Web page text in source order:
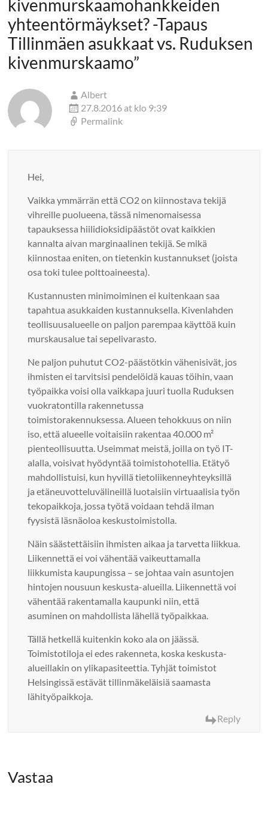
kivenmurskaamohankkeiden
yhteentörmäykset? -Tapaus
Tillinmäen asukkaat vs. Ruduksen
kivenmurskaamo”
Albert
27.8.2016 at klo 9:39
Permalink
Hei,
Vaikka ymmärrän että CO2 on kiinnostava tekijä
vihreille puolueena, tässä nimenomaisessa
tapauksessa hiilidioksidipäästöt ovat kaikkien
kannalta aivan marginaalinen tekijä. Se mikä
kiinnostaa eniten, on tietenkin kustannukset (joista
osa toki tulee polttoaineesta).
Kustannusten minimoiminen ei kuitenkaan saa
tapahtua asukkaiden kustannuksella. Kivenlahden
teollisuusalueelle on paljon parempaa käyttöä kuin
murskausalue tai sepelivarasto.
Ne paljon puhutut CO2-päästötkin vähenisivät, jos
ihmisten ei tarvitsisi pendelöidä kauas töihin, vaan
työpaikka voisi olla vaikkapa juuri tuolla Ruduksen
vuokratontilla rakennetussa
toimistorakennuksessa. Alueen tehokkuus on niin
iso, että alueelle voitaisiin rakentaa 40.000 m²
pienteollisuutta. Useimmat meistä, joilla on työ IT-
alalla, voisivat hyödyntää toimistohotellia. Etätyö
mahdollistuisi, kun hyvillä tietoliikenneyhteyksillä
ja etäneuvotteluvälineillä luotaisiin virtuaalisia työn
tekopaikkoja, jossa työtä voidaan tehdä ilman
fyysistä läsnäoloa keskustoimistolla.
Näin säästettäisiin ihmisten aikaa ja tarvetta liikkua.
Liikennettä ei voi vähentää vaikeuttamalla
liikkumista kaupungissa – se johtaa vain asuntojen
hintojen nousuun keskusta-alueilla. Liikennettä voi
vähentää rakentamalla kaupunki niin, että
asuminen on mahdollista lähellä työpaikkaa.
Tällä hetkellä kuitenkin koko ala on jäässä.
Toimistotiloja ei edes rakenneta, koska keskusta-
alueillakin on ylikapasiteettia. Tyhjät toimistot
Helsingissä estävät tillinmäkeläisiä saamasta
lähityöpaikkoja.
Reply
Vastaa